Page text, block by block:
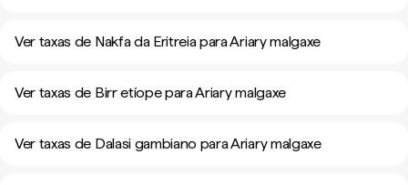
Ver taxas de Nakfa da Eritreia para Ariary malgaxe
Ver taxas de Birr etíope para Ariary malgaxe
Ver taxas de Dalasi gambiano para Ariary malgaxe